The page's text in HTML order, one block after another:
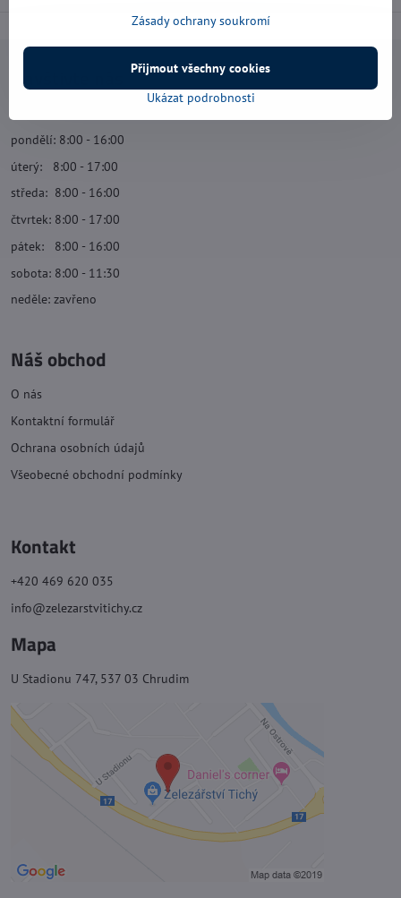
Navštivte nás
pondělí: 8:00 - 16:00
úterý: 8:00 - 17:00
středa: 8:00 - 16:00
čtvrtek: 8:00 - 17:00
pátek: 8:00 - 16:00
sobota: 8:00 - 11:30
neděle: zavřeno
Náš obchod
O nás
Kontaktní formulář
Ochrana osobních údajů
Všeobecné obchodní podmínky
Kontakt
+420 469 620 035
info@zelezarstvitichy.cz
Mapa
U Stadionu 747, 537 03 Chrudim
Zásady ochrany soukromí
Ukázat podrobnosti
Přijmout všechny cookies